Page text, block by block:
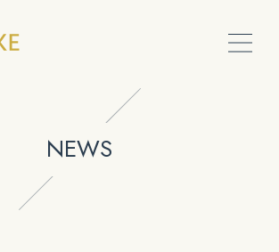
PRODUCTS
SHOW ROOM
NEWS